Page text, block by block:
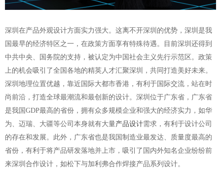
深圳在产品外观设计方面实力强大。这离不开深圳的优势，深圳是我
国最早的经济特区之一，在政策方面享有特殊待遇。目前深圳还得到
中共中央、国务院的支持，被认定为中国社会主义先行示范区。政策
上的机会吸引了全国各地的精英人才汇聚深圳，共同打造美好未来。
深圳地理位置优越，靠近国际大都市香港，有利于国际交流，站在时
尚前沿，打造全球最潮流和最创新的设计。深圳位于广东省，广东省
是我国 GDP最高的省份，拥有众多规模企业和强大的经济实力，如华
为、迈瑞、大疆等公司本身就有大量产品设计需求，有利于设计公司
的存在和发展。此外，广东省也是我国制造业最发达、质量 度最高的
省份，有利于将产品研发落地并上市 ， 吸引了国内外知名企业纷纷前
来深圳 合作设计，如松下与加利弗合作焊接产品系列设计。